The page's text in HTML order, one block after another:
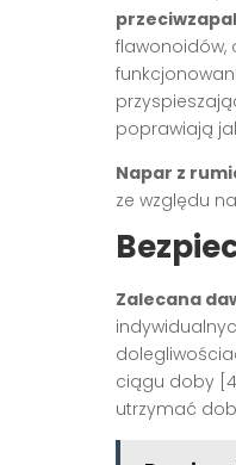
flawonoidów,
poprawiają
Napar z
ze względu
Zalecana
ciągu doby
utrzymać